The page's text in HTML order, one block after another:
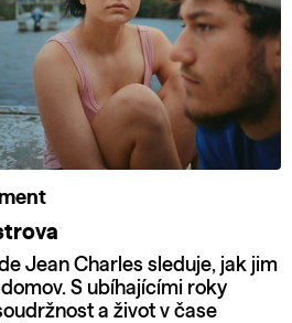
Jean Charles sleduje, jak jim
S ubíhajícími roky
a život v čase